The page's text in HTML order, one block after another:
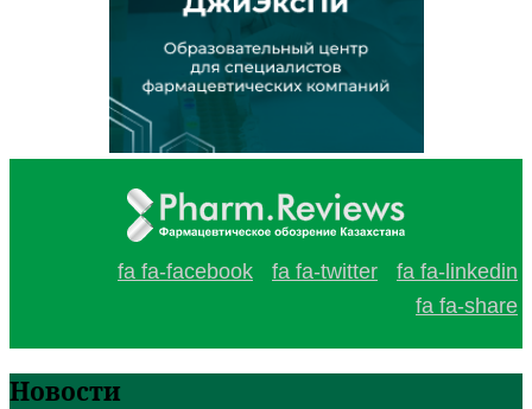
fa fa-facebook fa fa-twitter
fa fa-linkedin
fa fa-share
Новости